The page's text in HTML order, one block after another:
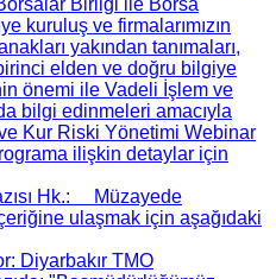
Birliği ile Borsa
kuruluş ve firmalarımızın
yakından tanımaları,
elden ve doğru bilgiye
önemi ile Vadeli İşlem ve
bilgi edinmeleri amacıyla
Kur Riski Yönetimi Webinar
ilişkin detaylar için
Hk.: Müzayede
ulaşmak için aşağıdaki
: Diyarbakır TMO